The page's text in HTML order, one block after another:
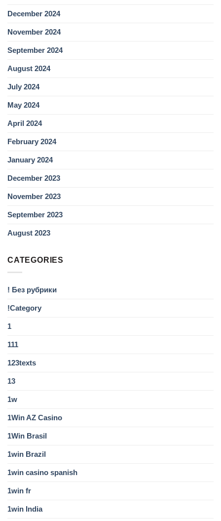
December 2024
November 2024
September 2024
August 2024
July 2024
May 2024
April 2024
February 2024
January 2024
December 2023
November 2023
September 2023
August 2023
CATEGORIES
! Без рубрики
!Category
1
111
123texts
13
1w
1Win AZ Casino
1Win Brasil
1win Brazil
1win casino spanish
1win fr
1win India